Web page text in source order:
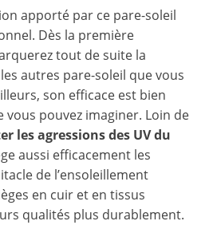
apporté par ce pare-soleil
Dès la première
tout de suite la
autres pare-soleil que vous
son efficace est bien
vous pouvez imaginer. Loin de
les agressions des UV du
aussi efficacement les
de l’ensoleillement
en cuir et en tissus
qualités plus durablement.